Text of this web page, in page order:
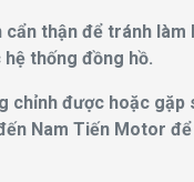
cẩn thận để tránh làm
hệ thống đồng hồ.
chỉnh được hoặc gặp
Nam Tiến Motor